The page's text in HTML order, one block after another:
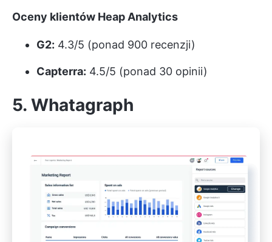
Oceny klientów Heap Analytics
G2: 4.3/5 (ponad 900 recenzji)
Capterra: 4.5/5 (ponad 30 opinii)
5. Whatagraph